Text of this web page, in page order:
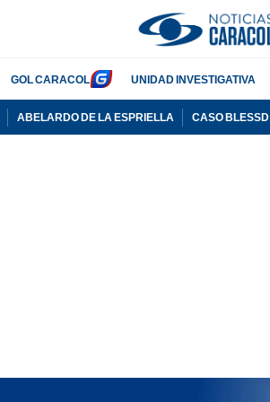
GOL CARACOL UNIDAD INVESTIGATIVA
ABELARDO DE LA ESPRIELLA CASO BLESSD